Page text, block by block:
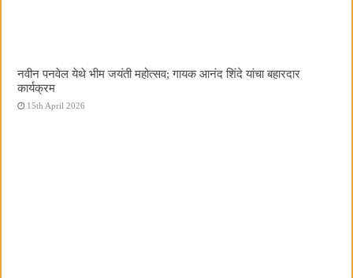
नवीन पनवेल येथे भीम जयंती महोत्सव; गायक आनंद शिंदे यांचा बहारदार
कार्यक्रम
15th April 2026